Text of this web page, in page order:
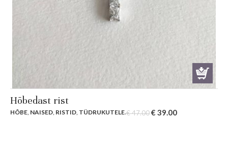
Hõbedast rist
HÕBE NAISED RISTID TÜDRUKUTELE.€47.00Original
€ 39.00Current